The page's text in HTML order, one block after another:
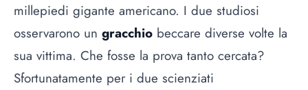
millepiedi gigante americano. I due studiosi
osservarono un gracchio beccare diverse volte la
sua vittima. Che fosse la prova tanto cercata?
Sfortunatamente per i due scienziati